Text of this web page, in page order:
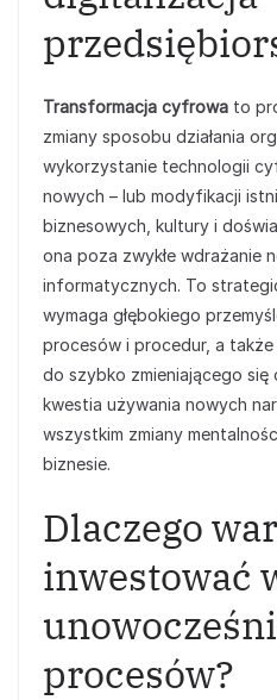
Transformacja cyfrowa to
zmiany sposobu działania
wykorzystanie technologii
nowych – lub modyfikacji
biznesowych, kultury i
ona poza zwykłe wdrażanie
informatycznych. To
wymaga głębokiego
procesów i procedur, a
do szybko zmieniającego
kwestia używania nowych
wszystkim zmiany
biznesie.
Dlaczego
inwestować
procesów?